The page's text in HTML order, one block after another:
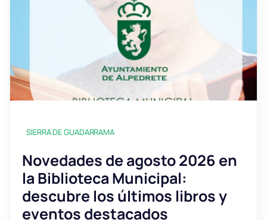
SIERRA DE GUADARRAMA
Novedades de agosto 2026 en
la Biblioteca Municipal:
descubre los últimos libros y
eventos destacados